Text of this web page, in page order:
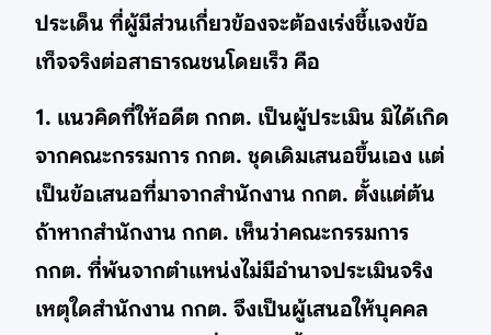
ประเด็น ที่ผู้มีส่วนเกี่ยวข้องจะต้องเร่งชี้แจงข้อ
เท็จจริงต่อสาธารณชนโดยเร็ว คือ
1. แนวคิดที่ให้อดีต กกต. เป็นผู้ประเมิน มิได้เกิด
จากคณะกรรมการ กกต. ชุดเดิมเสนอขึ้นเอง แต่
เป็นข้อเสนอที่มาจากสำนักงาน กกต. ตั้งแต่ต้น
ถ้าหากสำนักงาน กกต. เห็นว่าคณะกรรมการ
กกต. ที่พ้นจากตำแหน่งไม่มีอำนาจประเมินจริง
เหตุใดสำนักงาน กกต. จึงเป็นผู้เสนอให้บุคคล